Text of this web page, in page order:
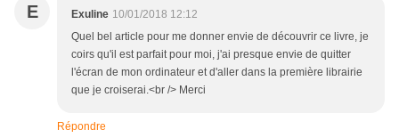
E Exuline 10/01/2018 12:12
Quel bel article pour me donner envie de découvrir ce livre, je
coirs qu'il est parfait pour moi, j'ai presque envie de quitter
l'écran de mon ordinateur et d'aller dans la première librairie
que je croiserai.<br /> Merci
Répondre